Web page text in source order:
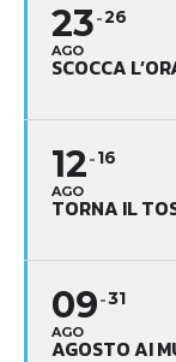
23
AGO
26
SCOCCA
12
AGO
16
TORNA IL
09
AGO
31
AGOSTO AI